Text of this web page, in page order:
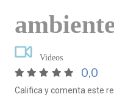
Videos
0,0
Califica y comenta este